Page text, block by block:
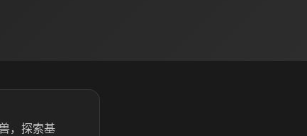
，探索基